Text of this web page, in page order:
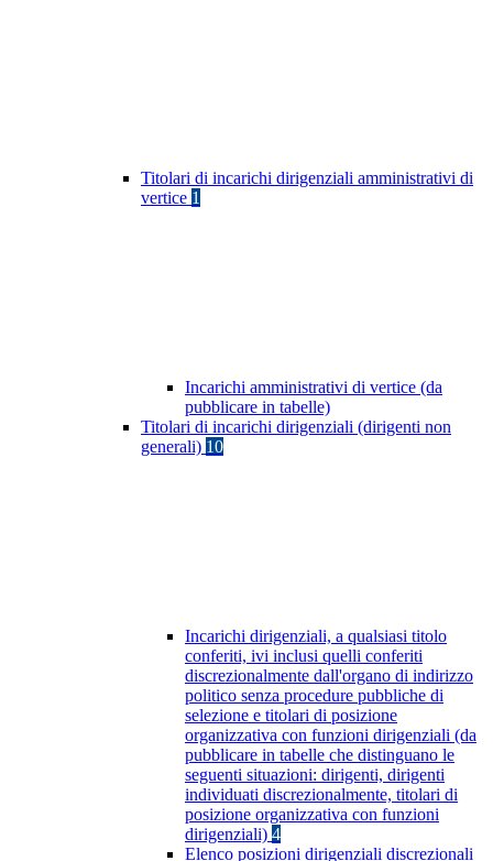
Titolari di incarichi dirigenziali amministrativi di
vertice 1
Incarichi amministrativi di vertice (da
pubblicare in tabelle)
Titolari di incarichi dirigenziali (dirigenti non
generali) 10
Incarichi dirigenziali, a qualsiasi titolo
conferiti, ivi inclusi quelli conferiti
discrezionalmente dall'organo di indirizzo
politico senza procedure pubbliche di
selezione e titolari di posizione
organizzativa con funzioni dirigenziali (da
pubblicare in tabelle che distinguano le
seguenti situazioni: dirigenti, dirigenti
individuati discrezionalmente, titolari di
posizione organizzativa con funzioni
dirigenziali) 4
Elenco posizioni dirigenziali discrezionali